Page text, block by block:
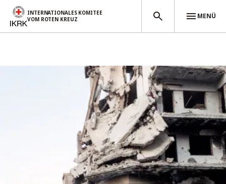
INTERNATIONALES KOMITEE
VOM ROTEN KREUZ
MENÜ